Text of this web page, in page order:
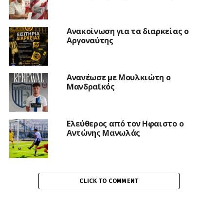
Ανακοίνωση για τα διαρκείας ο
Αργοναύτης
Ανανέωσε με Μουλκιώτη ο
Μανδραϊκός
Ελεύθερος από τον Ηφαιστο ο
Αντώνης Μανωλάς
CLICK TO COMMENT